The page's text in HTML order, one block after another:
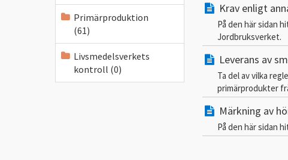
Primärproduktion
(61)
Livsmedelsverkets
kontroll (0)
Krav enligt
På den här sidan
Jordbruksverket.
Leverans av
Ta del av vilka
primärprodukter
Märkning av
På den här sidan